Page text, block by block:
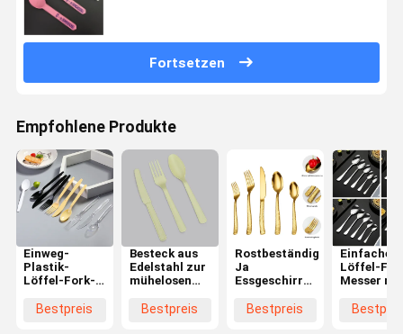
Fortsetzen
Empfohlene Produkte
Einweg-
Plastik-
Löffel-Fork-
individuellem
Bestpreis
Besteck aus
Edelstahl zur
mühelosen
Bestpreis
Rostbeständig
Ja
Essgeschirr
Haltbarkeit
Bestpreis
Einfaches
Löffel-
Messer mit